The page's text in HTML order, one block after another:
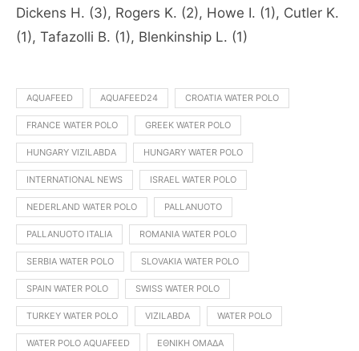
Dickens H. (3), Rogers K. (2), Howe I. (1), Cutler K.
(1), Tafazolli B. (1), Blenkinship L. (1)
AQUAFEED AQUAFEED24 CROATIA WATER POLO
FRANCE WATER POLO GREEK WATER POLO
HUNGARY VIZILABDA HUNGARY WATER POLO
INTERNATIONAL NEWS ISRAEL WATER POLO
NEDERLAND WATER POLO PALLANUOTO
PALLANUOTO ITALIA ROMANIA WATER POLO
SERBIA WATER POLO SLOVAKIA WATER POLO
SPAIN WATER POLO SWISS WATER POLO
TURKEY WATER POLO VIZILABDA WATER POLO
WATER POLO AQUAFEED ΕΘΝΙΚΉ ΟΜΆΔΑ